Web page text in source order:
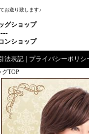
お送り致します♪
グショップ
ンショップ
法表記 プライバシーポリシ
TOP